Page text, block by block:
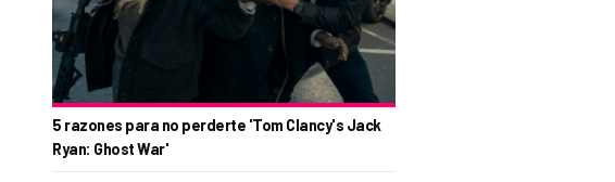
5 razones para no perderte 'Tom Clancy's Jack
Ryan: Ghost War'